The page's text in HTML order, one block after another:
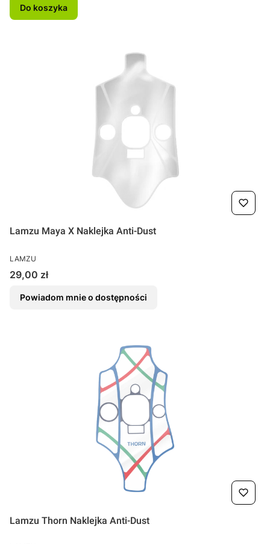
Do koszyka
Lamzu Maya X Naklejka Anti-Dust
PRODUCENT
LAMZU
Cena
29,00 zł
Powiadom mnie o dostępności
Lamzu Thorn Naklejka Anti-Dust